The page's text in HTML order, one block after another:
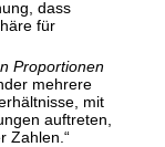
dass
für
Proportionen
mehrere
mit
auftreten,
Zahlen.“